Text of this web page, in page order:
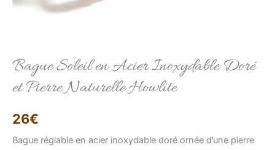
Bague Soleil en Acier Inoxydable Doré
et Pierre Naturelle Howlite
26€
Bague réglable en acier inoxydable doré ornée d’une pierre
Elise Conseillère LFAB
Bonjour, je suis Élise, votre conseillère virtuelle.